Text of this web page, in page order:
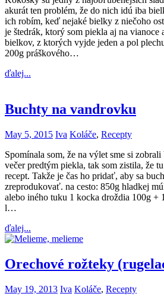
akurát ten problém, že do nich idú iba
ich robím, keď nejaké bielky z niečoho
je štedrák, ktorý som piekla aj na vianoce
bielkov, z ktorých vyjde jeden a pol
200g práškového…
ďalej...
Buchty na vandrovku
May 5, 2015 Iva Koláče, Recepty
Spomínala som, že na výlet sme si
večer predtým piekla, tak som zistila, že
recept. Takže je čas ho pridať, aby sa
zreprodukovať. na cesto: 850g hladkej
alebo iného tuku 1 kocka droždia 100g +
l…
ďalej...
Orechové rožteky
May 19, 2013 Iva Koláče, Recepty